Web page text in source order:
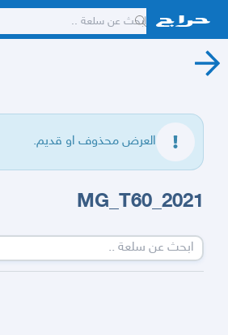
العرض محذوف او قديم.
2021_MG_T60